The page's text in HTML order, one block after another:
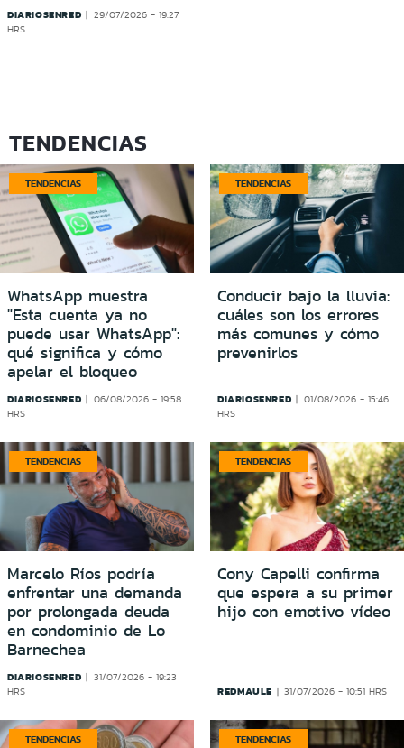
DIARIOSENRED
29/07/2026 - 19:27
HRS
TENDENCIAS
TENDENCIAS
WhatsApp muestra
"Esta cuenta ya no
puede usar WhatsApp":
qué significa y cómo
apelar el bloqueo
DIARIOSENRED
06/08/2026 - 19:58
HRS
TENDENCIAS
Conducir bajo la lluvia:
cuáles son los errores
más comunes y cómo
prevenirlos
DIARIOSENRED
01/08/2026 - 15:46
HRS
TENDENCIAS
Marcelo Ríos podría
enfrentar una demanda
por prolongada deuda
en condominio de Lo
Barnechea
DIARIOSENRED
31/07/2026 - 19:23
HRS
TENDENCIAS
Cony Capelli confirma
que espera a su primer
hijo con emotivo vídeo
REDMAULE 31/07/2026 - 10:51 HRS
TENDENCIAS TENDENCIAS